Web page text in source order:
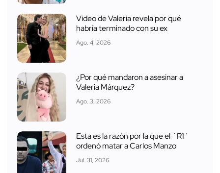
Video de Valeria revela por qué
habría terminado con su ex
Ago. 4, 2026
¿Por qué mandaron a asesinar a
Valeria Márquez?
Ago. 3, 2026
Esta es la razón por la que el ´R1´
ordenó matar a Carlos Manzo
Jul. 31, 2026